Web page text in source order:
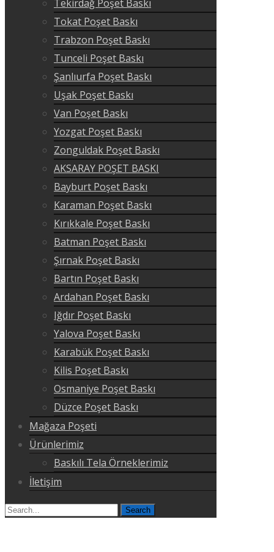
Tekirdağ Poşet Baskı
Tokat Poşet Baskı
Trabzon Poşet Baskı
Tunceli Poşet Baskı
Şanlıurfa Poşet Baskı
Uşak Poşet Baskı
Van Poşet Baskı
Yozgat Poşet Baskı
Zonguldak Poşet Baskı
AKSARAY POŞET BASKI
Bayburt Poşet Baskı
Karaman Poşet Baskı
Kırıkkale Poşet Baskı
Batman Poşet Baskı
Şırnak Poşet Baskı
Bartın Poşet Baskı
Ardahan Poşet Baskı
Iğdır Poşet Baskı
Yalova Poşet Baskı
Karabük Poşet Baskı
Kilis Poşet Baskı
Osmaniye Poşet Baskı
Düzce Poşet Baskı
Mağaza Poşeti
Ürünlerimiz
Baskılı Tela Örneklerimiz
İletişim
Search